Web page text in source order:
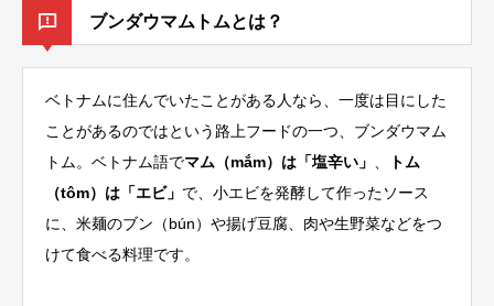
ブンダウマムトムとは？
ベトナムに住んでいたことがある人なら、一度は目にした
ことがあるのではという路上フードの一つ、ブンダウマム
トム。ベトナム語でマム（mắm）は「塩辛い」
トム
（tôm）は「エビ」 で、小エビを発酵して作ったソース
に、米麺のブン（bún）や揚げ豆腐、肉や生野菜などをつ
けて食べる料理です。